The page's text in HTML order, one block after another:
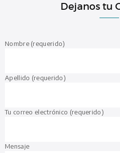
Dejanos tu
Nombre (requerido)
Apellido (requerido)
Tu correo electrónico (requerido)
Mensaje